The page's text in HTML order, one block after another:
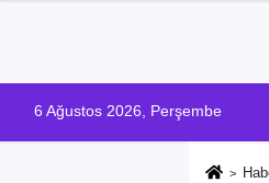
6 Ağustos 2026, Perşembe